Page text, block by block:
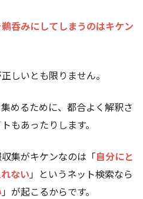
呑みにしてしまうのはキケン
しいとも限りません。
めるために、都合よく解釈さ
もあったりします。
集がキケンなのは「自分にと
ない 」というネット検索なら
」が起こるからです。